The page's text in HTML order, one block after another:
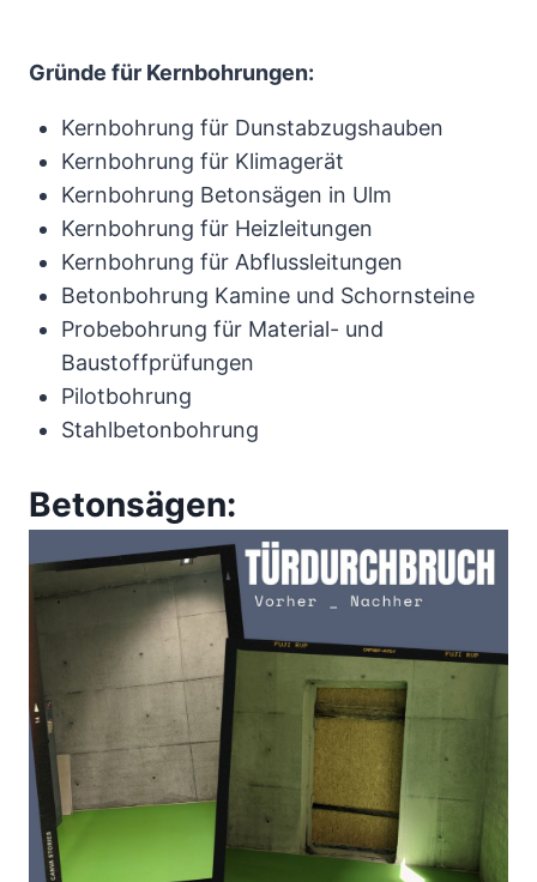
Gründe für Kernbohrungen:
Kernbohrung für Dunstabzugshauben
Kernbohrung für Klimagerät
Kernbohrung Betonsägen in Ulm
Kernbohrung für Heizleitungen
Kernbohrung für Abflussleitungen
Betonbohrung Kamine und Schornsteine
Probebohrung für Material- und
Baustoffprüfungen
Pilotbohrung
Stahlbetonbohrung
Betonsägen: